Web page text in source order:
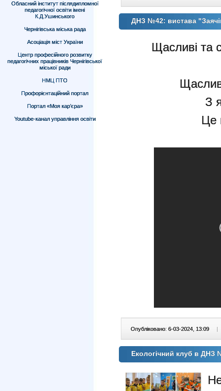
Обласний інститут післядипломної
педагогічної освіти імені
К.Д.Ушинського
Чернігівська міська рада
Асоціація міст України
Центр професійного розвитку
педагогічних працівників Чернігівської
міської ради
НМЦ ПТО
Профорієнтаційний портал
Портал «Моя кар’єра»
Youtube-канал управління освіти
ДНЗ №42: вистава
Щасливі та
З
Це
Опубліковано: 6-03-2024, 13:09 |
Екологічний клуб в ДНЗ